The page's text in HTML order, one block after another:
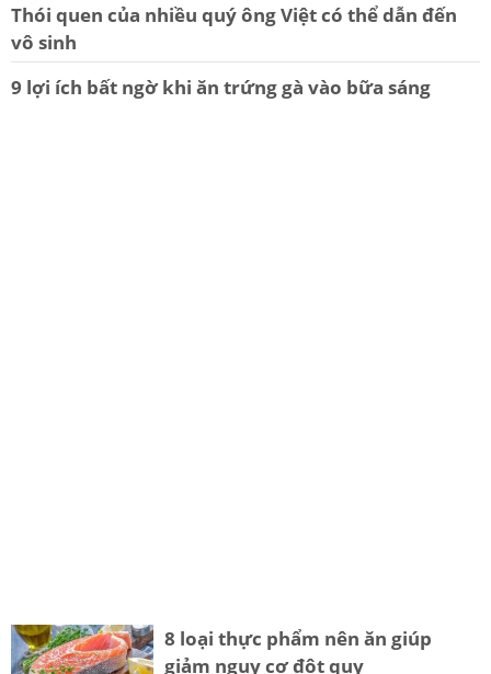
Thói quen của nhiều quý ông Việt có thể dẫn đến
vô sinh
9 lợi ích bất ngờ khi ăn trứng gà vào bữa sáng
8 loại thực phẩm nên ăn giúp
giảm nguy cơ đột quỵ